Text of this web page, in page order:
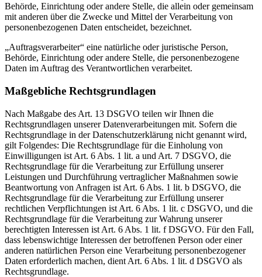
Behörde, Einrichtung oder andere Stelle, die allein oder gemeinsam
mit anderen über die Zwecke und Mittel der Verarbeitung von
personenbezogenen Daten entscheidet, bezeichnet.
„Auftragsverarbeiter“ eine natürliche oder juristische Person,
Behörde, Einrichtung oder andere Stelle, die personenbezogene
Daten im Auftrag des Verantwortlichen verarbeitet.
Maßgebliche Rechtsgrundlagen
Nach Maßgabe des Art. 13 DSGVO teilen wir Ihnen die
Rechtsgrundlagen unserer Datenverarbeitungen mit. Sofern die
Rechtsgrundlage in der Datenschutzerklärung nicht genannt wird,
gilt Folgendes: Die Rechtsgrundlage für die Einholung von
Einwilligungen ist Art. 6 Abs. 1 lit. a und Art. 7 DSGVO, die
Rechtsgrundlage für die Verarbeitung zur Erfüllung unserer
Leistungen und Durchführung vertraglicher Maßnahmen sowie
Beantwortung von Anfragen ist Art. 6 Abs. 1 lit. b DSGVO, die
Rechtsgrundlage für die Verarbeitung zur Erfüllung unserer
rechtlichen Verpflichtungen ist Art. 6 Abs. 1 lit. c DSGVO, und die
Rechtsgrundlage für die Verarbeitung zur Wahrung unserer
berechtigten Interessen ist Art. 6 Abs. 1 lit. f DSGVO. Für den Fall,
dass lebenswichtige Interessen der betroffenen Person oder einer
anderen natürlichen Person eine Verarbeitung personenbezogener
Daten erforderlich machen, dient Art. 6 Abs. 1 lit. d DSGVO als
Rechtsgrundlage.